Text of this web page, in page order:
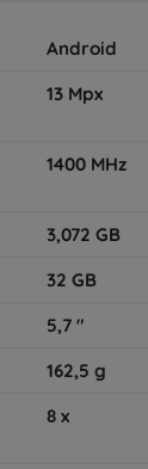
Android
13 Mpx
1400 MHz
3,072 GB
32 GB
5,7 "
162,5 g
8 x